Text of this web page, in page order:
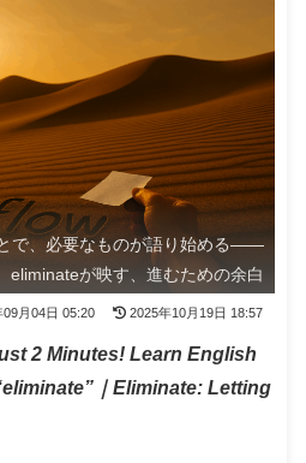
で、必要なものが語り始める——
eliminateが映す、進むための余白
09月04日 05:20 2025年10月19日 18:57
2 Minutes! Learn English
｜Eliminate: Letting